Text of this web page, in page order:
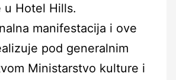
u Hotel Hills.
manifestacija i ove
pod generalnim
Ministarstvo kulture i